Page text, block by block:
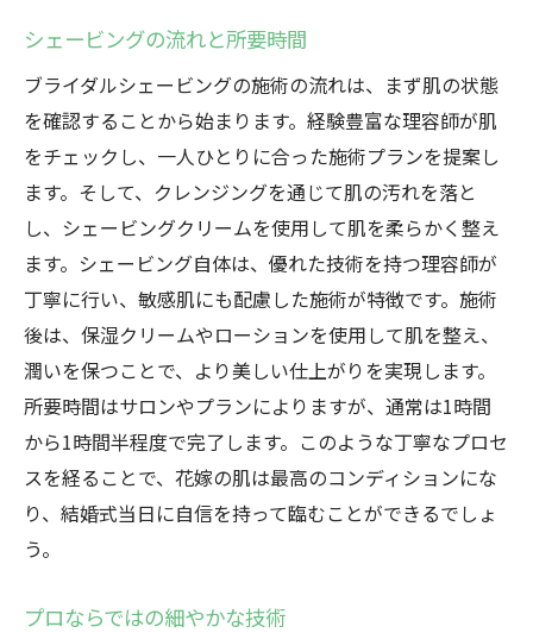
シェービングの流れと所要時間
ブライダルシェービングの施術の流れは、まず肌の状態
を確認することから始まります。経験豊富な理容師が肌
をチェックし、一人ひとりに合った施術プランを提案し
ます。そして、クレンジングを通じて肌の汚れを落と
し、シェービングクリームを使用して肌を柔らかく整え
ます。シェービング自体は、優れた技術を持つ理容師が
丁寧に行い、敏感肌にも配慮した施術が特徴です。施術
後は、保湿クリームやローションを使用して肌を整え、
潤いを保つことで、より美しい仕上がりを実現します。
所要時間はサロンやプランによりますが、通常は1時間
から1時間半程度で完了します。このような丁寧なプロセ
スを経ることで、花嫁の肌は最高のコンディションにな
り、結婚式当日に自信を持って臨むことができるでしょ
う。
プロならではの細やかな技術